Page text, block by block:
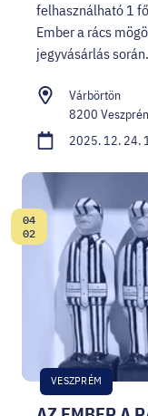
felhasználható 1
Ember a rács
jegyvásárlás során.
Várbörtön
8200
2025. 12. 24.
VESZPRÉM
Dátum:
04
02